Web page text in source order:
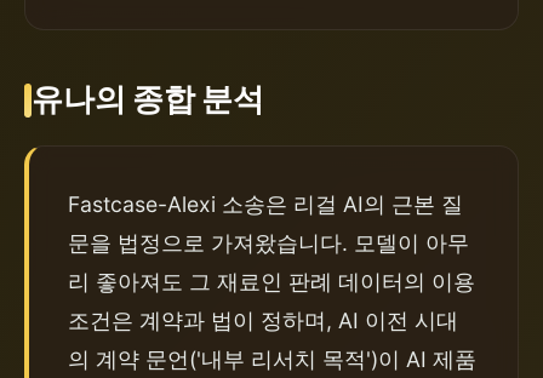
유나의 종합 분석
Fastcase-Alexi 소송은 리걸 AI의 근본 질
문을 법정으로 가져왔습니다. 모델이 아무
리 좋아져도 그 재료인 판례 데이터의 이용
조건은 계약과 법이 정하며, AI 이전 시대
의 계약 문언('내부 리서치 목적')이 AI 제품